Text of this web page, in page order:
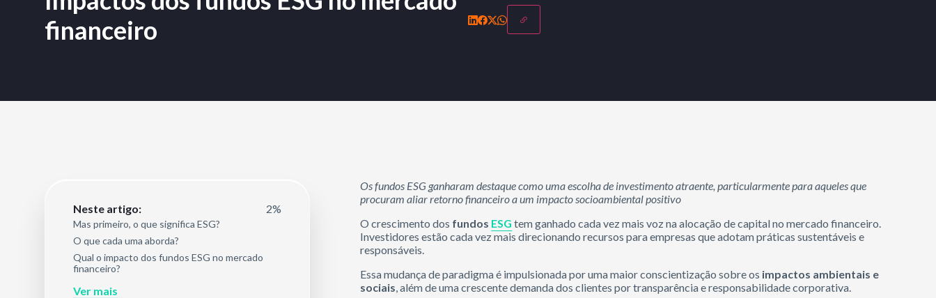
financeiro
Neste artigo: 2%
Mas primeiro, o que significa ESG?
O que cada uma aborda?
Qual o impacto dos fundos ESG no mercado
financeiro?
Ver mais
Os fundos ESG ganharam destaque como uma escolha de investimento atraente, particularmente para aqueles que
procuram aliar retorno financeiro a um impacto socioambiental positivo
O crescimento dos fundos ESG tem ganhado cada vez mais voz na alocação de capital no mercado financeiro.
Investidores estão cada vez mais direcionando recursos para empresas que adotam práticas sustentáveis e
responsáveis.
Essa mudança de paradigma é impulsionada por uma maior conscientização sobre os impactos ambientais e
sociais, além de uma crescente demanda dos clientes por transparência e responsabilidade corporativa.